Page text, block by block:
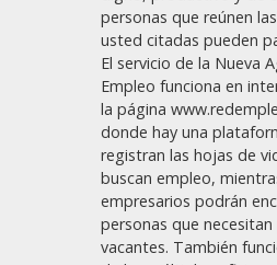
personas que reúnen
usted citadas pueden
El servicio de la Nueva
Empleo funciona en
la página
donde hay una
registran las hojas de
buscan empleo,
empresarios podrán
personas que necesitan
vacantes. También